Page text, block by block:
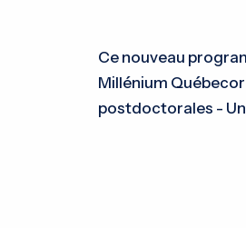
Ce nouveau
Millénium
postdoctorales -